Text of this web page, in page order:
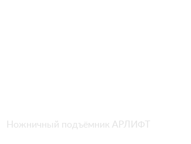
Ножничный подъёмник АРЛИФТ